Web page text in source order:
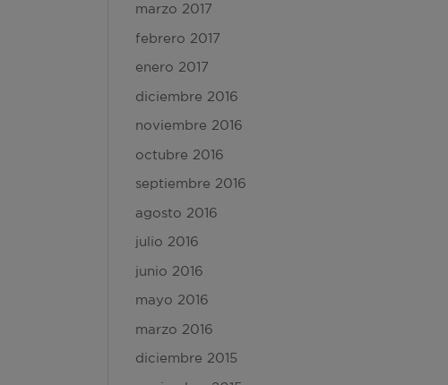
marzo 2017
febrero 2017
enero 2017
diciembre 2016
noviembre 2016
octubre 2016
septiembre 2016
agosto 2016
julio 2016
junio 2016
mayo 2016
marzo 2016
diciembre 2015